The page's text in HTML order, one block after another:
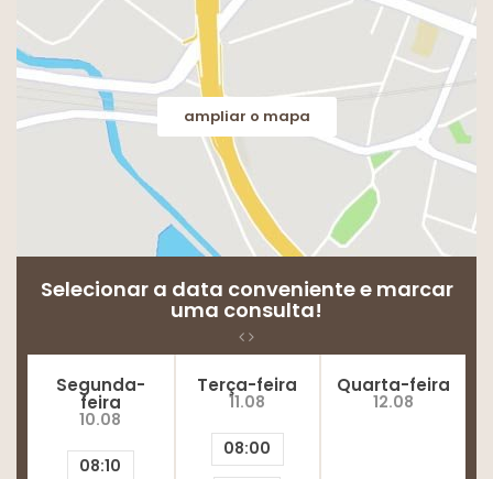
Esporão Do Calcâneo
Dedo em gatilho
Traumatismos Da Perna
Entorse de tornozelo
Entorses e contusões
LER – Lesão por Esforço Repetitivo
Transtornos Da Articulação
Derrame articular no joelho
Traumatismos Do Tornozelo
Dor de ombro
Dor na cervical
ampliar o mapa
Selecionar a data conveniente e marcar
uma consulta!
Segunda-
feira
10.08
08:10
Terça-feira
11.08
08:00
Quarta-feira
12.08